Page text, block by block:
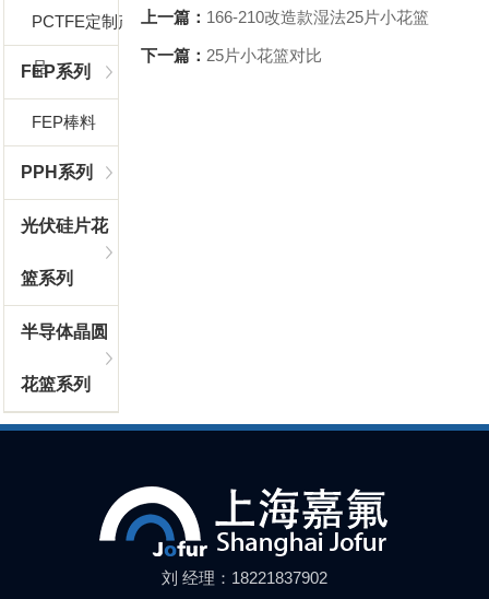
PCTFE定制产
品
FEP系列
FEP棒料
PPH系列
光伏硅片花
篮系列
半导体晶圆
花篮系列
上一篇： 166-210改造款湿法25片小花篮
下一篇： 25片小花篮对比
刘 经理：18221837902